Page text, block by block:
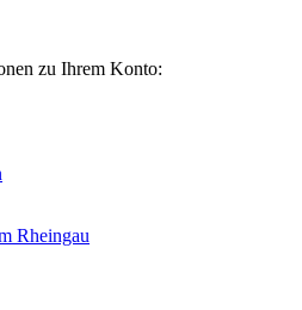
zu Ihrem Konto: